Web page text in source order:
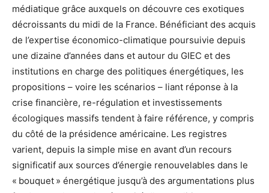
médiatique grâce auxquels on découvre ces exotiques
décroissants du midi de la France. Bénéficiant des acquis
de l’expertise économico-climatique poursuivie depuis
une dizaine d’années dans et autour du GIEC et des
institutions en charge des politiques énergétiques, les
propositions – voire les scénarios – liant réponse à la
crise financière, re-régulation et investissements
écologiques massifs tendent à faire référence, y compris
du côté de la présidence américaine. Les registres
varient, depuis la simple mise en avant d’un recours
significatif aux sources d’énergie renouvelables dans le
« bouquet » énergétique jusqu’à des argumentations plus